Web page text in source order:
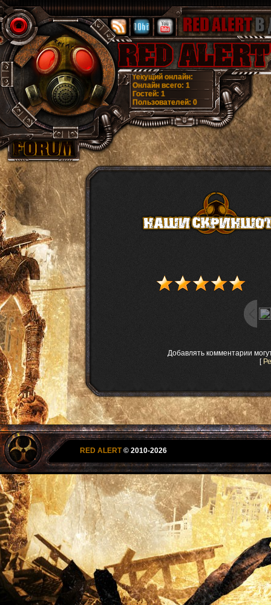
Онлайн всего: 1
Гостей: 1
Пользователей: 0
текущий онлайн:
Добавлять комментарии
[
RED ALERT © 2010-2026